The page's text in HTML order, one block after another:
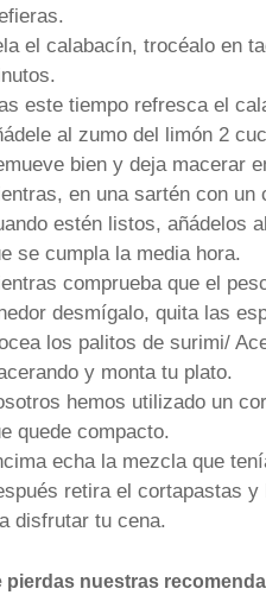
el calabacín, trocéalo en
este tiempo refresca el
al zumo del limón 2
bien y deja macerar
en una sartén con
estén listos, añádelos
se cumpla la media hora.
comprueba que el
desmígalo, quita las
los palitos de surimi/
y monta tu plato.
hemos utilizado un
quede compacto.
echa la mezcla que
retira el cortapastas
disfrutar tu cena.
pierdas nuestras